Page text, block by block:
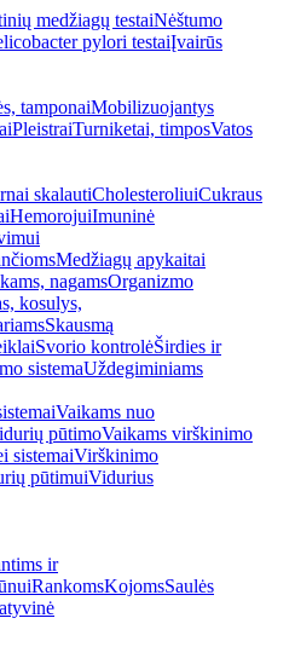
medžiagų testaiNėštumo
pylori testaiĮvairūs
tamponaiMobilizuojantys
PleistraiTurniketai, timposVatos
skalautiCholesteroliuiCukraus
HemorojuiImuninė
Medžiagų apykaitai
nagamsOrganizmo
kosulys,
Skausmą
Svorio kontrolėŠirdies ir
sistemaUždegiminiams
Vaikams nuo
pūtimoVaikams virškinimo
sistemaiVirškinimo
pūtimuiVidurius
ir
RankomsKojomsSaulės